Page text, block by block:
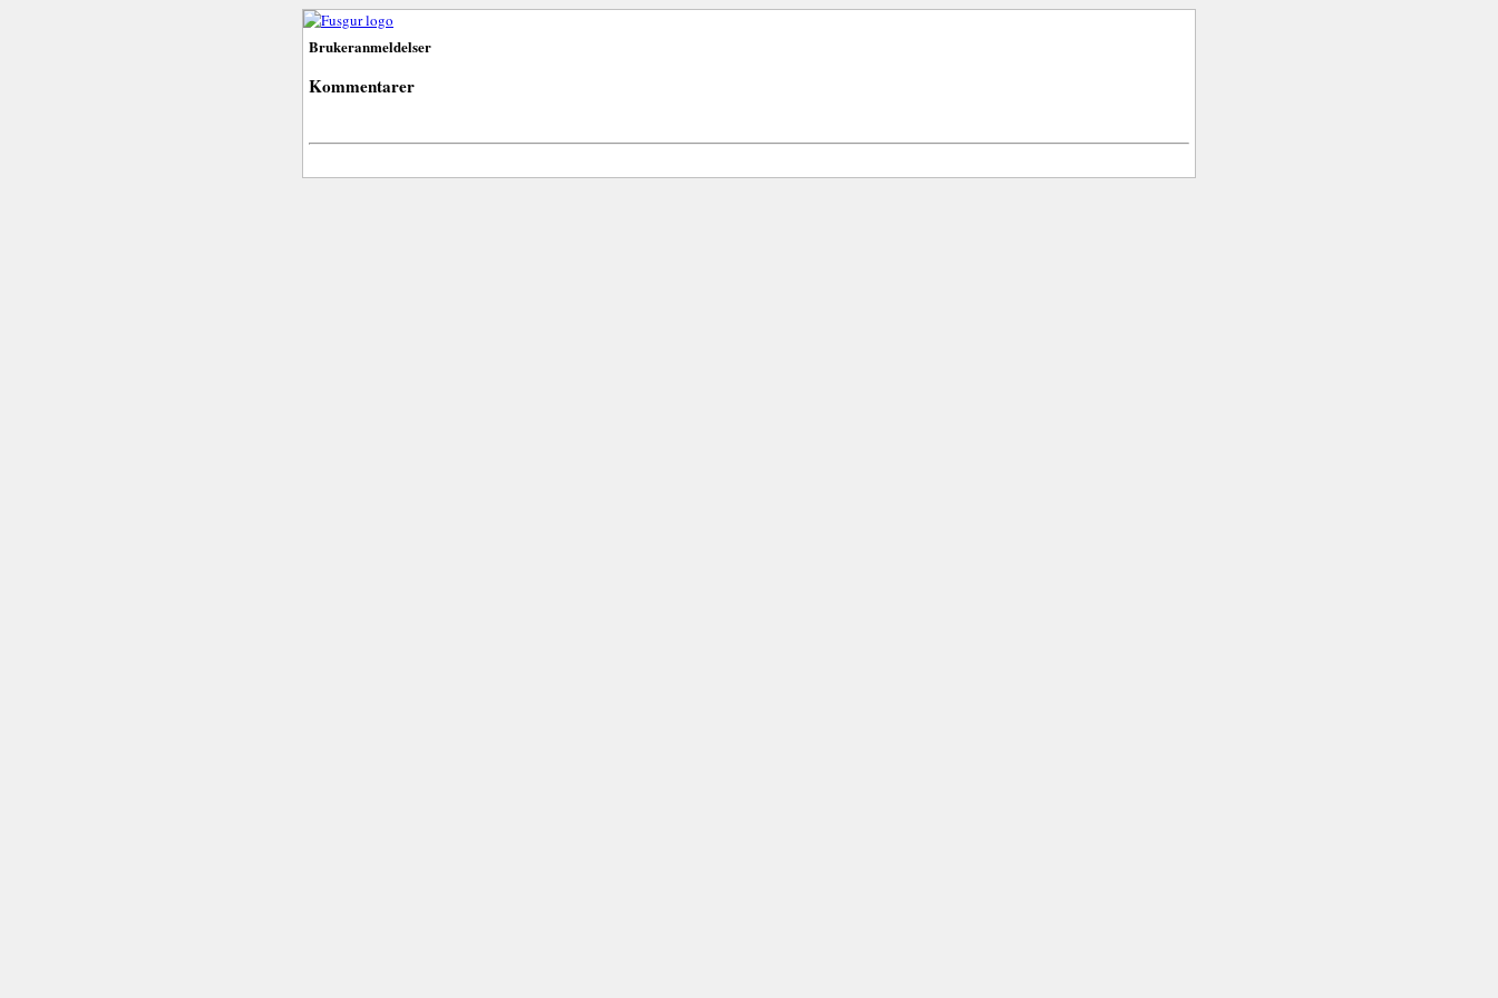
Brukeranmeldelser
Kommentarer